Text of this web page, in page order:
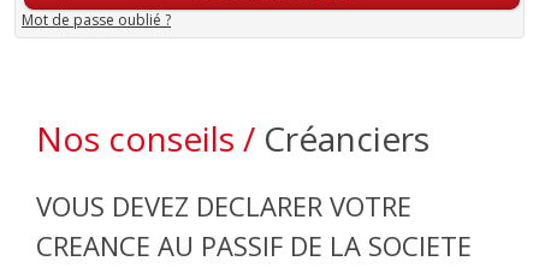
Mot de passe oublié ?
Nos conseils / Créanciers
VOUS DEVEZ DECLARER VOTRE
CREANCE AU PASSIF DE LA SOCIETE